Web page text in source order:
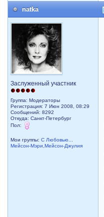
natka
Заслуженный участник
Группа: Модераторы
Регистрация: 7 Июн 2008, 08:29
Сообщений: 8292
Откуда: Санкт-Петербург
Пол:
Мои группы:С Любовью...
Мейсон-Мэри,Мейсон-Джулия